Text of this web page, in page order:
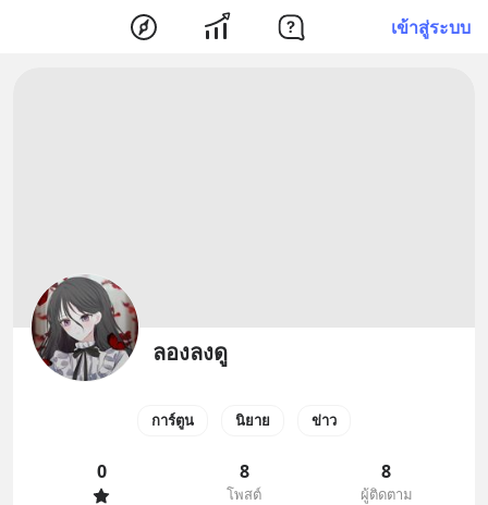
เข้าสู่ระบบ
ลองลงดู
การ์ตูน นิยาย ข่าว
0 8
โพสต์
8
ผู้ติดตาม